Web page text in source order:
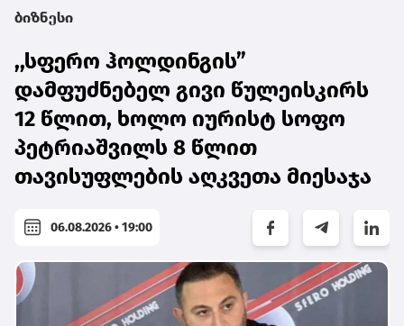
ბიზნესი
,,სფერო ჰოლდინგის”
დამფუძნებელ გივი წულეისკირს
12 წლით, ხოლო იურისტ სოფო
პეტრიაშვილს 8 წლით
თავისუფლების აღკვეთა მიესაჯა
06.08.2026 • 19:00